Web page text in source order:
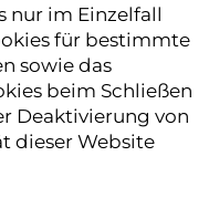
Unternehmen
nur im Einzelfall
für bestimmte
sowie das
beim Schließen
Deaktivierung von
dieser Website